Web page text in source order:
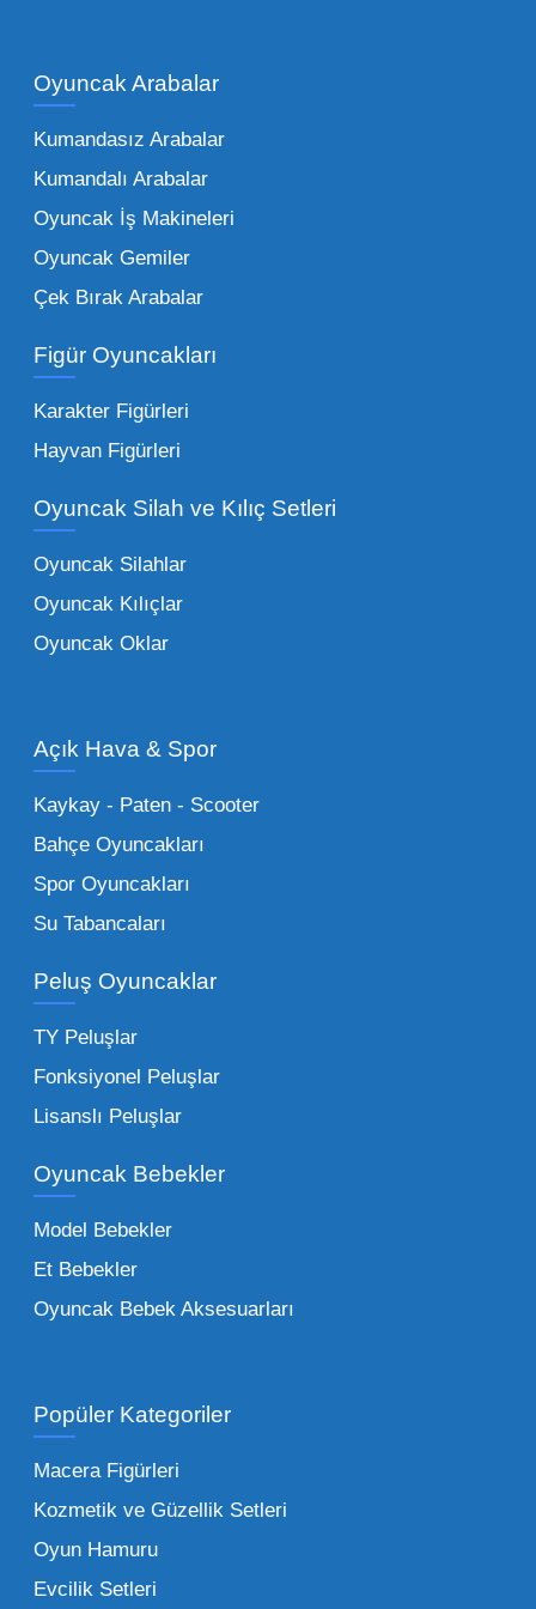
kadar zengindir. Bir mağazanın veya eğitim
çeşitliliği ile doğru orantılıdır. İşte Mega
Oyuncak bünyesinde öne çıkan ve en çok
tercih edilen kategorilerimiz:
Peluş Oyuncaklar:
vazgeçilmezi olan yumuşak dokulu sevilen
seçeneklerimizi keşfederek koleksiyonunuza
en sevilen karakterleri ekleyebilirsiniz.
Eğitici Setler:
tarafından tercih edilentoptan eğitici
ebeveynlerin son yıllarda en çok satın aldığı
ürün grupları arasında yer almaktadır.
Oyuncak Araçlar:
stok imkanımızla sunulmaktadır.
Küçük Oyuncaklar:
sağlayan toptan küçük oyuncaklar, bakkallar,
Bu kategorideki küçük oyuncaklar toptan
alımlarda çok düşük maliyetlerle yüksek
adetli stok yapmanıza olanak tanır. Özellikle
sürpriz paketler ve figürler, çocukların
harçlıklarıyla kolayca alabildiği ürünlerdir.
Çocuk Oyuncakları Toptan Seçenekleri:
Bebeklik döneminden ergenliğe kadar geniş
toptan tedariği yaparken, piyasadaki en son
figürlerden geleneksel oyun setlerine kadar
her şeyi portföyümüzde bulabilirsiniz.
İşletmeler için toptan oyuncak satış ve alımı
şüphesiz ki birim maliyetin düşmesidir.
Oyuncak toptan kanalına geçildiğinde,
perakende satış fiyatı ile alış fiyatı arasındaki
makas açılır ve bu da ciddi kâr marjları elde
Oyuncak Arabalar
Kumandasız Arabalar
Kumandalı Arabalar
Oyuncak İş Makineleri
Oyuncak Gemiler
Çek Bırak Arabalar
Figür Oyuncakları
Karakter Figürleri
Hayvan Figürleri
Oyuncak Silah ve Kılıç Setleri
Oyuncak Silahlar
Oyuncak Kılıçlar
Oyuncak Oklar
Açık Hava & Spor
Kaykay - Paten - Scooter
Bahçe Oyuncakları
Spor Oyuncakları
Su Tabancaları
Peluş Oyuncaklar
TY Peluşlar
Fonksiyonel Peluşlar
Lisanslı Peluşlar
Oyuncak Bebekler
Model Bebekler
Et Bebekler
Oyuncak Bebek Aksesuarları
Popüler Kategoriler
Macera Figürleri
Kozmetik ve Güzellik Setleri
Oyun Hamuru
Evcilik Setleri